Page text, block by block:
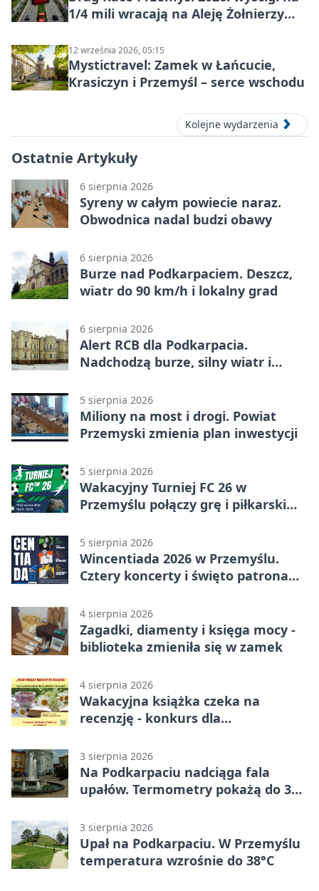
1/4 mili wracają na Aleję Żołnierzy
12 września 2026, 05:15
Mystictravel: Zamek w Łańcucie,
Krasiczyn i Przemyśl – serce wschodu
Kolejne wydarzenia
Ostatnie Artykuły
6 sierpnia 2026
Syreny w całym powiecie naraz.
Obwodnica nadal budzi obawy
6 sierpnia 2026
Burze nad Podkarpaciem. Deszcz,
wiatr do 90 km/h i lokalny grad
6 sierpnia 2026
Alert RCB dla Podkarpacia.
Nadchodzą burze, silny wiatr i
5 sierpnia 2026
Miliony na most i drogi. Powiat
Przemyski zmienia plan inwestycji
5 sierpnia 2026
Wakacyjny Turniej FC 26 w
Przemyślu połączy grę i piłkarski
5 sierpnia 2026
Wincentiada 2026 w Przemyślu.
Cztery koncerty i święto patrona
4 sierpnia 2026
Zagadki, diamenty i księga mocy -
biblioteka zmieniła się w zamek
4 sierpnia 2026
Wakacyjna książka czeka na
recenzję - konkurs dla
3 sierpnia 2026
Na Podkarpaciu nadciąga fala
upałów. Termometry pokażą do 36
3 sierpnia 2026
Upał na Podkarpaciu. W Przemyślu
temperatura wzrośnie do 38°C